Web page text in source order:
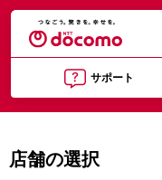
サポート
店舗の選択